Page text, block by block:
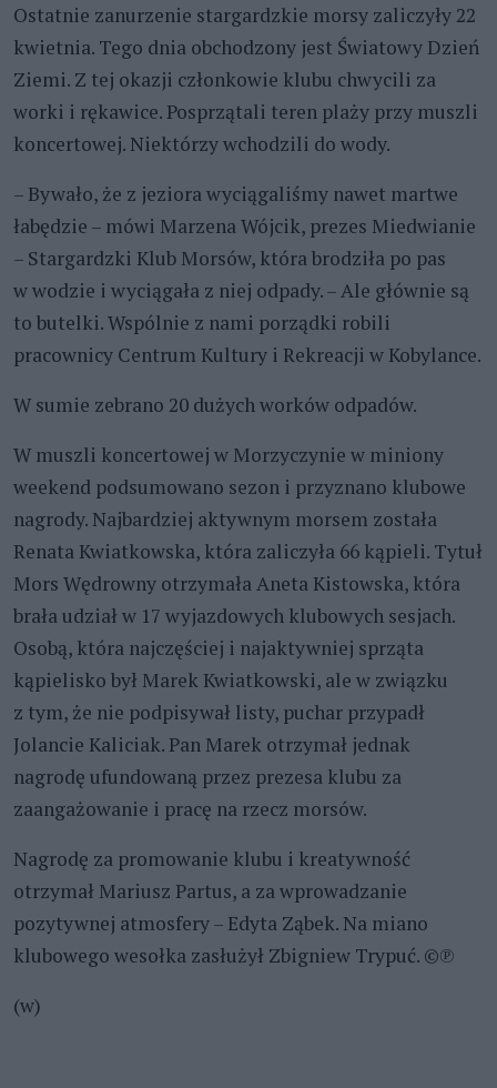
Ostatnie zanurzenie stargardzkie morsy zaliczyły 22
kwietnia. Tego dnia obchodzony jest Światowy Dzień
Ziemi. Z tej okazji członkowie klubu chwycili za
worki i rękawice. Posprzątali teren plaży przy muszli
koncertowej. Niektórzy wchodzili do wody.
– Bywało, że z jeziora wyciągaliśmy nawet martwe
łabędzie – mówi Marzena Wójcik, prezes Miedwianie
– Stargardzki Klub Morsów, która brodziła po pas
w wodzie i wyciągała z niej odpady. – Ale głównie są
to butelki. Wspólnie z nami porządki robili
pracownicy Centrum Kultury i Rekreacji w Kobylance.
W sumie zebrano 20 dużych worków odpadów.
W muszli koncertowej w Morzyczynie w miniony
weekend podsumowano sezon i przyznano klubowe
nagrody. Najbardziej aktywnym morsem została
Renata Kwiatkowska, która zaliczyła 66 kąpieli. Tytuł
Mors Wędrowny otrzymała Aneta Kistowska, która
brała udział w 17 wyjazdowych klubowych sesjach.
Osobą, która najczęściej i najaktywniej sprząta
kąpielisko był Marek Kwiatkowski, ale w związku
z tym, że nie podpisywał listy, puchar przypadł
Jolancie Kaliciak. Pan Marek otrzymał jednak
nagrodę ufundowaną przez prezesa klubu za
zaangażowanie i pracę na rzecz morsów.
Nagrodę za promowanie klubu i kreatywność
otrzymał Mariusz Partus, a za wprowadzanie
pozytywnej atmosfery – Edyta Ząbek. Na miano
klubowego wesołka zasłużył Zbigniew Trypuć. ©℗
(w)